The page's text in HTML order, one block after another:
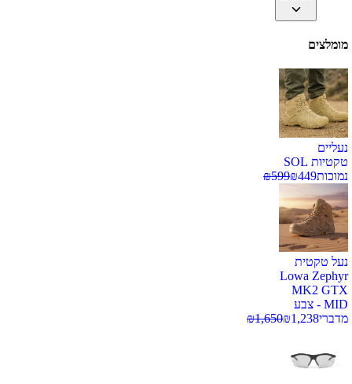
מומלצים
נעליים
טקטיות SOL
נמוכות
₪449
₪599
נעל טקטית
Lowa Zephyr
MK2 GTX
MID - צבע
מדברי
₪1,238
₪1,650